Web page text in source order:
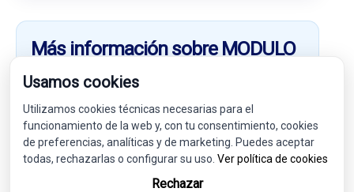
Más información sobre MODULO
ELECTRONICO 9824532180
0263014165
En esta categoría encontrarás MODULO ELECTRONICO
9824532180 0263014165 compatible con:CITROËN C3
AIRCROSS I (2R_, 2C_) 1.2 PURETECH 110 (2RHNZB,
Usamos cookies
Utilizamos cookies técnicas necesarias para el
funcionamiento de la web y, con tu consentimiento, cookies
de preferencias, analíticas y de marketing. Puedes aceptar
todas, rechazarlas o configurar su uso. Ver política de cookies
Rechazar